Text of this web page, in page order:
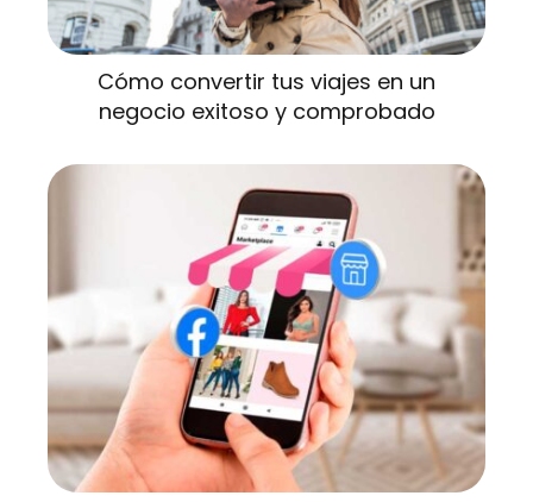
Cómo convertir tus viajes en un
negocio exitoso y comprobado